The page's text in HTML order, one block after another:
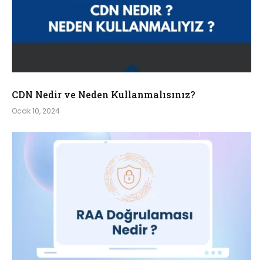
CDN Nedir ve Neden Kullanmalısınız?
Ocak 10, 2024